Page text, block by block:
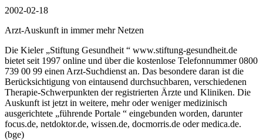
2002-02-18
Arzt-Auskunft in immer mehr Netzen
Die Kieler „Stiftung Gesundheit “ www.stiftung-gesundheit.de
bietet seit 1997 online und über die kostenlose Telefonnummer 0800
739 00 99 einen Arzt-Suchdienst an. Das besondere daran ist die
Berücksichtigung von eintausend durchsuchbaren, verschiedenen
Therapie-Schwerpunkten der registrierten Ärzte und Kliniken. Die
Auskunft ist jetzt in weitere, mehr oder weniger medizinisch
ausgerichtete „führende Portale “ eingebunden worden, darunter
focus.de, netdoktor.de, wissen.de, docmorris.de oder medica.de.
(bge)